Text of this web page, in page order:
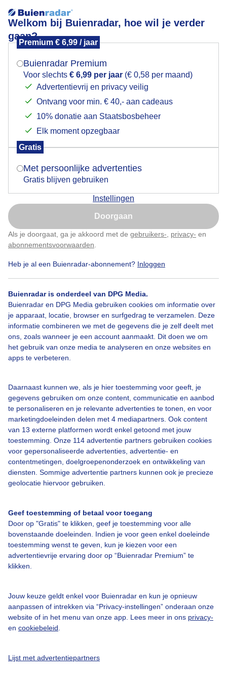
Welkom bij Buienradar, hoe wil je verder
gaan?
Premium € 6,99 / jaar
Buienradar Premium
Voor slechts € 6,99 per jaar (€ 0,58 per maand)
Advertentievrij en privacy veilig
Ontvang voor min. € 40,- aan cadeaus
10% donatie aan Staatsbosbeheer
Elk moment opzegbaar
Gratis
Met persoonlijke advertenties
Gratis blijven gebruiken
Instellingen
Doorgaan
Als je doorgaat, ga je akkoord met de gebruikers- privacy- en
abonnementsvoorwaarden
Heb je al een Buienradar-abonnement? Inloggen
Buienradar is onderdeel van DPG Media.
Buienradar en DPG Media gebruiken cookies om informatie over
je apparaat, locatie, browser en surfgedrag te verzamelen. Deze
informatie combineren we met de gegevens die je zelf deelt met
ons, zoals wanneer je een account aanmaakt. Dit doen we om
het gebruik van onze media te analyseren en onze websites en
apps te verbeteren.
Daarnaast kunnen we, als je hier toestemming voor geeft, je
gegevens gebruiken om onze content, communicatie en aanbod
te personaliseren en je relevante advertenties te tonen, en voor
marketingdoeleinden delen met 4 mediapartners. Ook content
van 13 externe platformen wordt enkel getoond met jouw
toestemming. Onze 114 advertentie partners gebruiken cookies
voor gepersonaliseerde advertenties, advertentie- en
contentmetingen, doelgroepenonderzoek en ontwikkeling van
diensten. Sommige advertentie partners kunnen ook je precieze
geolocatie hiervoor gebruiken.
Geef toestemming of betaal voor toegang
Door op "Gratis" te klikken, geef je toestemming voor alle
bovenstaande doeleinden. Indien je voor geen enkel doeleinde
toestemming wenst te geven, kun je kiezen voor een
advertentievrije ervaring door op “Buienradar Premium” te
klikken.
Jouw keuze geldt enkel voor Buienradar en kun je opnieuw
aanpassen of intrekken via “Privacy-instellingen” onderaan onze
website of in het menu van onze app. Lees meer in ons privacy-
en cookiebeleid
Lijst met advertentiepartners
Zon en wolken
Door: Dilia van Zon Gemaakt: 04-04-2024, 57x bekeken
Natuur Knotwilgen Wolken
Bekijk slideshow
Over Buienradar
Bedrijfsgegevens
Contact
Toegankelijkheid
Gebruikersvoorwaarden
Adverteren
Privacy beleid
Cookie beleid
Mogen we je locatie gebruiken voor het
Indien je hier nog geen akkoord op hebt gegeven,
verschijnt er zo een pop-up uit je browser waarin
Is goed, toon de popup
Nu niet, misschien later
Klik hierom dit aan te passen